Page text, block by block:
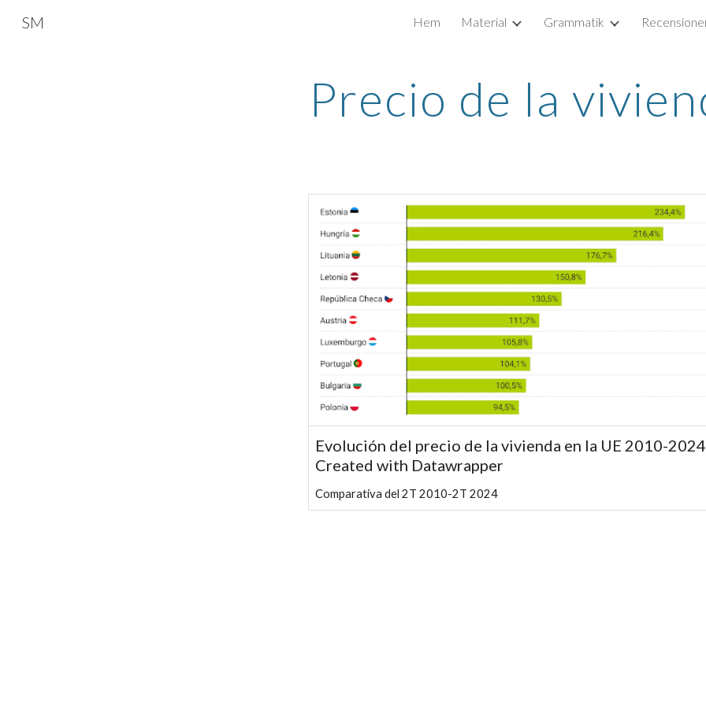
Skip to main content Skip to
SM Hem Material Grammatik
Precio de la
Evolución del precio de la vivienda en la UE 2010-
Created with Datawrapper
Comparativa del 2T 2010-2T 2024